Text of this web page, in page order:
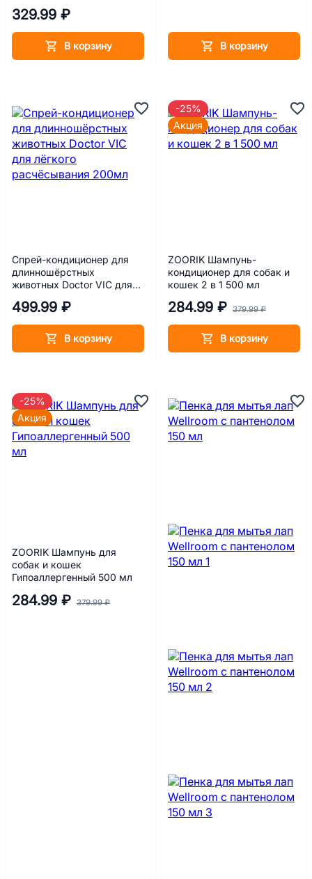
329.99 ₽
В корзину В корзину
Спрей-кондиционер для
длинношёрстных
животных Doctor VIC для
200мл
499.99 ₽
В корзину
ZOORIK Шампунь-
кондиционер для собак и
кошек 2 в 1 500 мл
284.99 ₽ 379.99 ₽
В корзину
-25%
Акция
ZOORIK Шампунь для
собак и кошек
Гипоаллергенный 500 мл
284.99 ₽ 379.99 ₽
-25%
Акция